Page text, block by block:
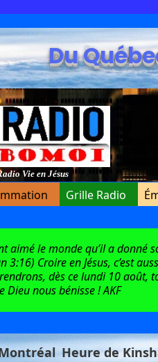
Du
Vie en Jésus
Grille Radio
aimé le monde qu’il a donné
3:16) Croire en Jésus, c’est
dès ce lundi 10 août,
Dieu nous bénisse ! AKF
Heure de